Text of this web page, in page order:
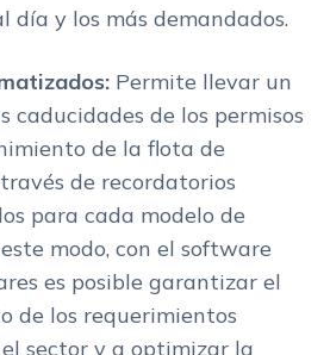
día y los más demandados.
Permite llevar un
caducidades de los permisos
de la flota de
de recordatorios
para cada modelo de
modo, con el software
es posible garantizar el
de los requerimientos
sector y a optimizar la